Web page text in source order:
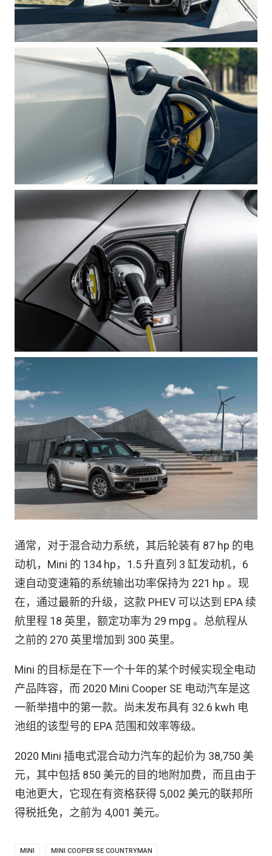
通常，对于混合动力系统，其后轮装有 87 hp 的电
动机，Mini 的 134 hp，1.5 升直列 3 缸发动机，6
速自动变速箱的系统输出功率保持为 221 hp 。现
在，通过最新的升级，这款 PHEV 可以达到 EPA 续
航里程 18 英里，额定功率为 29 mpg 。总航程从
之前的 270 英里增加到 300 英里。
Mini 的目标是在下一个十年的某个时候实现全电动
产品阵容，而 2020 Mini Cooper SE 电动汽车是这
一新举措中的第一款。尚未发布具有 32.6 kwh 电
池组的该型号的 EPA 范围和效率等级。
2020 Mini 插电式混合动力汽车的起价为 38,750 美
元，其中包括 850 美元的目的地附加费，而且由于
电池更大，它现在有资格获得 5,002 美元的联邦所
得税抵免，之前为 4,001 美元。
MINI MINI COOPER SE COUNTRYMAN